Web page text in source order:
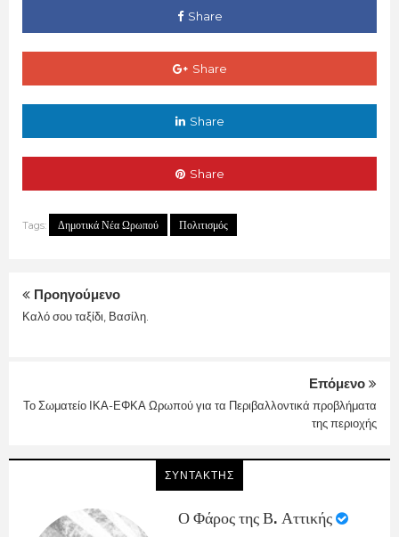
Share
Share
Share
Share
Tags: Δημοτικά Νέα Ωρωπού Πολιτισμός
Προηγούμενο
Καλό σου ταξίδι, Βασίλη.
Επόμενο
Το Σωματείο ΙΚΑ-ΕΦΚΑ Ωρωπού για τα Περιβαλλοντικά προβλήματα
της περιοχής
ΣΥΝΤΑΚΤΗΣ
Ο Φάρος της Β. Αττικής